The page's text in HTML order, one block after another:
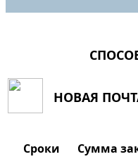
НОВАЯ
Сроки Сумма